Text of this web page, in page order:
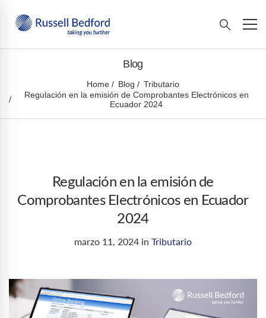
Blog
Home Blog
Tributario
Regulación en la emisión de Comprobantes Electrónicos en
Ecuador 2024
Regulación en la emisión de
Comprobantes Electrónicos en Ecuador
2024
marzo 11, 2024 in Tributario